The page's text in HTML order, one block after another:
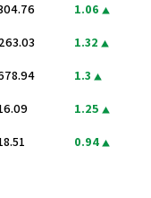
1.06
1.32
1.3
1.25
0.94